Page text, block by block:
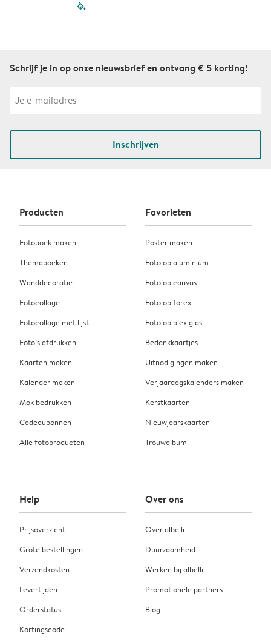
filled-pagination
Schrijf je in op onze nieuwsbrief en ontvang € 5 korting!
Inschrijven
Producten
Fotoboek maken
Themaboeken
Wanddecoratie
Fotocollage
Fotocollage met lijst
Foto’s afdrukken
Kaarten maken
Kalender maken
Mok bedrukken
Cadeaubonnen
Alle fotoproducten
Favorieten
Poster maken
Foto op aluminium
Foto op canvas
Foto op forex
Foto op plexiglas
Bedankkaartjes
Uitnodigingen maken
Verjaardagskalenders maken
Kerstkaarten
Nieuwjaarskaarten
Trouwalbum
Help
Prijsoverzicht
Grote bestellingen
Verzendkosten
Levertijden
Orderstatus
Kortingscode
Over ons
Over albelli
Duurzaamheid
Werken bij albelli
Promotionele partners
Blog